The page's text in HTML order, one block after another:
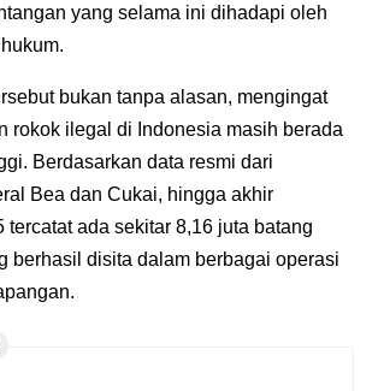
yang selama ini dihadapi oleh
bukan tanpa alasan, mengingat
rokok ilegal di Indonesia masih berada
Berdasarkan data resmi dari
Bea dan Cukai, hingga akhir
tercatat ada sekitar 8,16 juta batang
berhasil disita dalam berbagai operasi